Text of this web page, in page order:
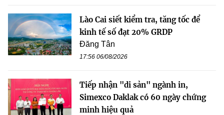
Lào Cai siết kiểm tra, tăng tốc để
kinh tế số đạt 20% GRDP
Đăng Tân
17:56 06/08/2026
Tiếp nhận "di sản" ngành in,
Simexco Daklak có 60 ngày chứng
minh hiệu quả